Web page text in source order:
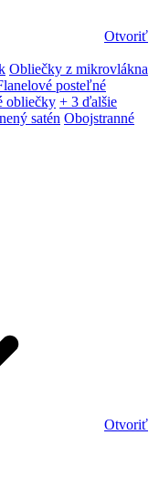
Otvoriť
Obliečky z mikrovlákna
posteľné
obliečky + 3 ďalšie
satén Obojstranné
Otvoriť